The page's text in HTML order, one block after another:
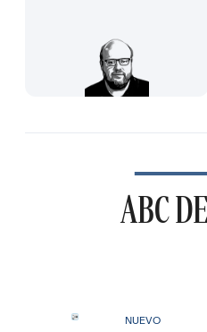
ABC
NUEVO